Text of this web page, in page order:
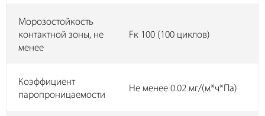
Морозостойкость
контактной зоны, не
менее
Fк 100 (100 циклов)
Коэффициент
паропроницаемости
Не менее 0.02 мг/(м*ч*Па)